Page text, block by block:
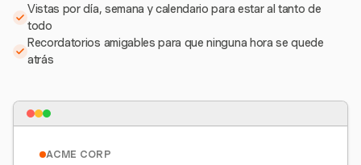
Vistas por día, semana y calendario para estar al tanto de
todo
Recordatorios amigables para que ninguna hora se quede
atrás
ACME CORP